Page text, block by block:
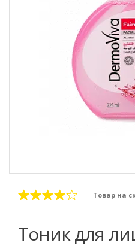
Товар на
Тоник для лица